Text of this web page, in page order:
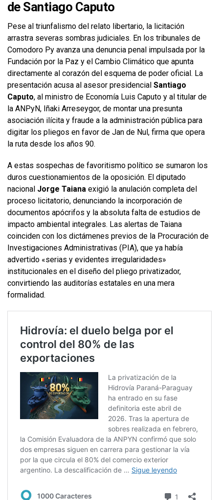
de Santiago Caputo
Pese al triunfalismo del relato libertario, la licitación
arrastra severas sombras judiciales. En los tribunales de
Comodoro Py avanza una denuncia penal impulsada por la
Fundación por la Paz y el Cambio Climático que apunta
directamente al corazón del esquema de poder oficial. La
presentación acusa al asesor presidencial Santiago
Caputo, al ministro de Economía Luis Caputo y al titular de
la ANPyN, Iñaki Arreseygor, de montar una presunta
asociación ilícita y fraude a la administración pública para
digitar los pliegos en favor de Jan de Nul, firma que opera
la ruta desde los años 90.
A estas sospechas de favoritismo político se sumaron los
duros cuestionamientos de la oposición. El diputado
nacional Jorge Taiana exigió la anulación completa del
proceso licitatorio, denunciando la incorporación de
documentos apócrifos y la absoluta falta de estudios de
impacto ambiental integrales. Las alertas de Taiana
coinciden con los dictámenes previos de la Procuración de
Investigaciones Administrativas (PIA), que ya había
advertido «serias y evidentes irregularidades»
institucionales en el diseño del pliego privatizador,
convirtiendo las auditorías estatales en una mera
formalidad.